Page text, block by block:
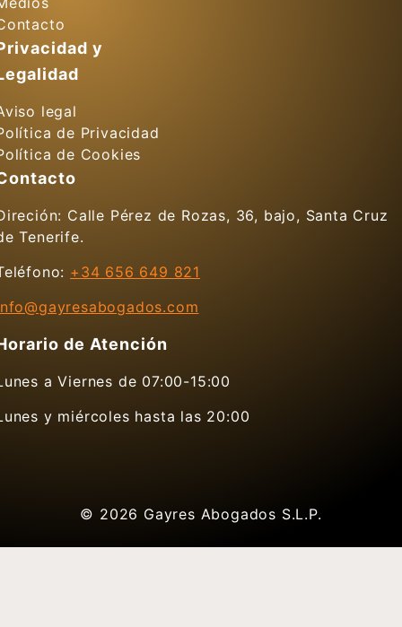
y
legal
de Privacidad
de Cookies
Calle Pérez de Rozas, 36, bajo, Santa Cruz
Tenerife.
+34 656 649 821
de Atención
a Viernes de 07:00-15:00
y miércoles hasta las 20:00
© 2026 Gayres Abogados S.L.P.